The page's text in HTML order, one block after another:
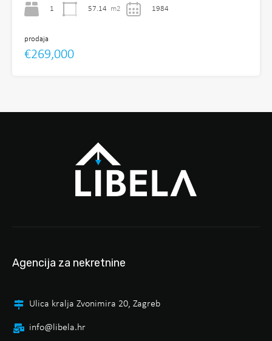
1 57.14 m2 1984
prodaja
€269,000
Agencija za nekretnine
Ulica kralja Zvonimira 20, Zagreb
info@libela.hr